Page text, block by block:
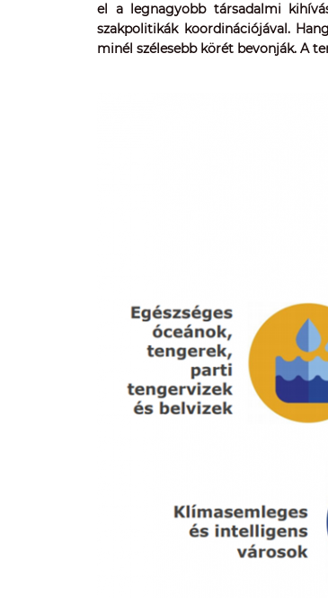
el a legnagyobb társadalmi
szakpolitikák koordinációjával.
minél szélesebb körét bevonják. A